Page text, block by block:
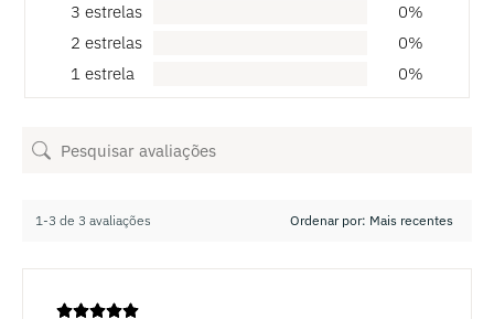
3 estrelas
0%
2 estrelas
0%
1 estrela
0%
1-3 de 3 avaliações